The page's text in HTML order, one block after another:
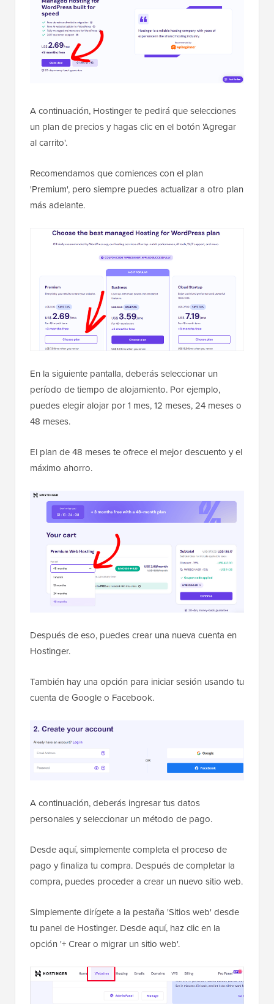
A continuación, Hostinger te pedirá que selecciones
un plan de precios y hagas clic en el botón 'Agregar
al carrito'.
Recomendamos que comiences con el plan
'Premium', pero siempre puedes actualizar a otro plan
más adelante.
En la siguiente pantalla, deberás seleccionar un
período de tiempo de alojamiento. Por ejemplo,
puedes elegir alojar por 1 mes, 12 meses, 24 meses o
48 meses.
El plan de 48 meses te ofrece el mejor descuento y el
máximo ahorro.
Después de eso, puedes crear una nueva cuenta en
Hostinger.
También hay una opción para iniciar sesión usando tu
cuenta de Google o Facebook.
A continuación, deberás ingresar tus datos
personales y seleccionar un método de pago.
Desde aquí, simplemente completa el proceso de
pago y finaliza tu compra. Después de completar la
compra, puedes proceder a crear un nuevo sitio web.
Simplemente dirígete a la pestaña 'Sitios web' desde
tu panel de Hostinger. Desde aquí, haz clic en la
opción '+ Crear o migrar un sitio web'.